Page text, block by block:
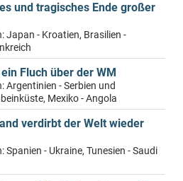
und tragisches Ende großer
Japan - Kroatien, Brasilien -
Fluch über der WM
Argentinien - Serbien und
Mexiko - Angola
verdirbt der Welt wieder
Spanien - Ukraine, Tunesien - Saudi